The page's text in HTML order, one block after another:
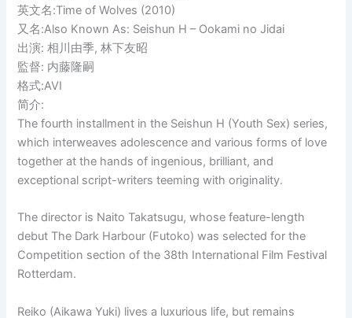
英文名:Time of Wolves (2010)
又名:Also Known As: Seishun H – Ookami no Jidai
出演: 相川由季, 林下友昭
監督: 内藤隆嗣
格式:AVI
简介:
The fourth installment in the Seishun H (Youth Sex) series,
which interweaves adolescence and various forms of love
together at the hands of ingenious, brilliant, and
exceptional script-writers teeming with originality.
The director is Naito Takatsugu, whose feature-length
debut The Dark Harbour (Futoko) was selected for the
Competition section of the 38th International Film Festival
Rotterdam.
Reiko (Aikawa Yuki) lives a luxurious life, but remains